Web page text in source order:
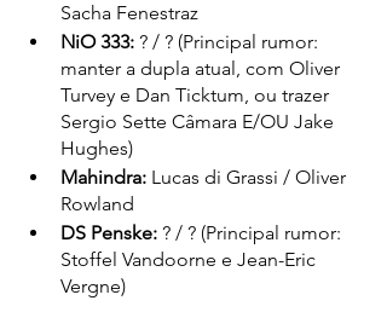
Sacha Fenestraz
NiO 333: ? / ? (Principal rumor:
manter a dupla atual, com Oliver
Turvey e Dan Ticktum, ou trazer
Sergio Sette Câmara E/OU Jake
Hughes)
Mahindra: Lucas di Grassi / Oliver
Rowland
DS Penske: ? / ? (Principal rumor:
Stoffel Vandoorne e Jean-Eric
Vergne)